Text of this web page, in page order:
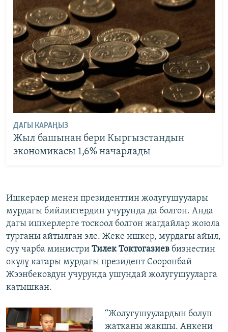
ДАГЫ КАРАҢЫЗ
Жыл башынан бери Кыргызстандын
экономикасы 1,6% начарлады
Ишкерлер менен президенттин жолугушуулары
мурдагы бийликтердин учурунда да болгон. Анда
дагы ишкерлерге тоскоол болгон жагдайлар жоюла
турганы айтылган эле. Жеке ишкер, мурдагы айыл,
суу чарба министри Тилек Токтогазиев бизнестин
өкүлү катары мурдагы президент Сооронбай
Жээнбековдун учурунда ушундай жолугушууларга
катышкан.
“Жолугушуулардын болуп
жатканы жакшы. Анкени